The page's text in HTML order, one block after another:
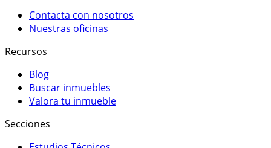
Contacta con nosotros
Nuestras oficinas
Recursos
Blog
Buscar inmuebles
Valora tu inmueble
Secciones